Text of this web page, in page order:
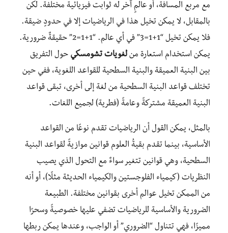
مع مربع المسافة، أو عالمٍ آخر له ثوابت فيزيائية مختلفة. لكن
بالمقابل، لا يمكن تخيل هذا في الرياضيات إلا في حدودٍ ضيقة.
فلا يمكن تخيل “1+1=3” في أي عالم. “1+1=2” حقيقةٌ ضرورية.
يمكن استخدام استعارة من لغويات تشومسكي حول التفريق
بين البنية العميقة والبنية السطحية للقواعد اللغوية، ففي حين
تختلف قواعد البنية السطحية من لغة إلى أخرى، تبقى قواعد
البنية العميقة مشتركةً وعامةً (فطرية) لجميع اللغات.
بالمثل، يمكن القول أن الرياضيات تقدم نوعًا من القواعد
الأساسية، بينما تقدم بقيةُ العلوم قوانين موازيةً لقواعد البنية
السطحية، وهي قوانين تتغير سواءٌ مع التحول الذي يصيب
النظريات (كيمياء الفلوجستين والكيمياء الحديثة مثلًا)، أو أنه
من الممكن تخيل عوالم أخرى بقوانين مختلفة. الطبيعة
الضرورية والأساسية للرياضيات تضفي عليها خصوصيةً وسحرًا
مميزًا، فهي تتناول “الضروري” أو الواجب، وعندها يمكن ربطها